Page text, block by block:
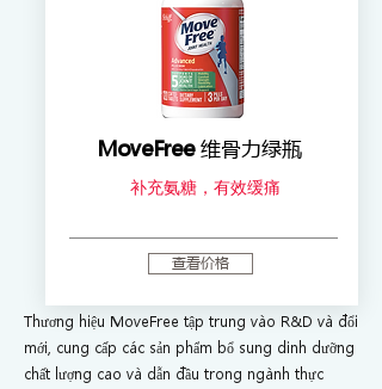
MoveFree维骨力绿瓶
补充氨糖​，有效缓痛
查看价格
Thương hiệu MoveFree tập trung vào R&D và đổi
mới, cung cấp các sản phẩm bổ sung dinh dưỡng
chất lượng cao và dẫn đầu trong ngành thực